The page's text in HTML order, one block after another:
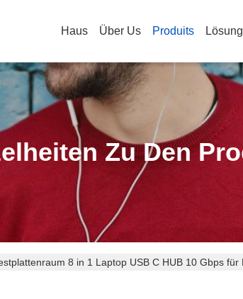
Haus Über Us Produits
Zu Den
8 in 1 Laptop USB C HUB 10 Gbps für